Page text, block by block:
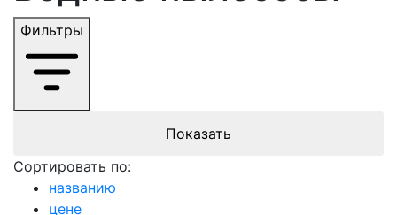
Фильтры
Сортировать по:
названию
цене